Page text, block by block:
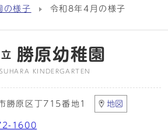
の様子 令和8年4月の様子
勝原幼稚園
KINDERGARTEN
勝原区丁715番地1 地図
1600